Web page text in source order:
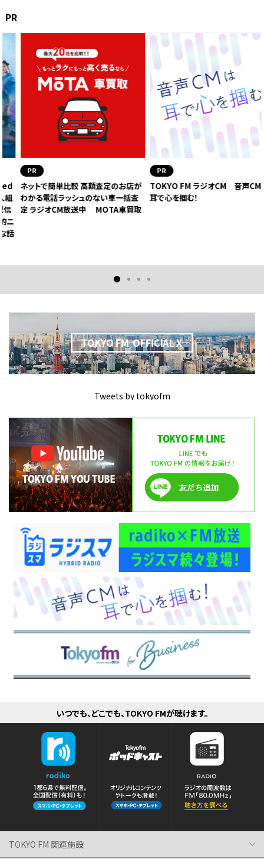
PR
PR
ネットで簡単比較 高額査定のお店が
わかる電話ラッシュのない車一括査
定 ラジオCM放送中 MOTA車買取
PR
TOKYO FM ラジオCM 音声CMは
耳で心を掴む！
1
Tweets by tokyofm
いつでも、どこでも、TOKYO FMが聴けます。
TOKYO FM 関連施設